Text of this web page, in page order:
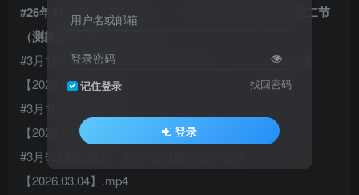
#26年3月15同步更新1节！！[26.03.15]–2026年内训第二节
（测款跟踪）重要！.mp4
#3月12日重磅更新：[56]–高权重链接发布：从0到1步骤
【2026.03.11】.mp4
#3月10日重磅更新：[55]–【实战特训课】–诊断分析
【2026.03.07】.mp4
#3月6日重磅更新：[54]–微付费高投产攻略
【2026.03.04】.mp4
用户名或邮箱
登录密码
记住登录 找回密码
登录